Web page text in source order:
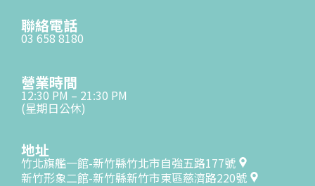
聯絡電話
03 658 8180
營業時間
12:30 PM – 21:30 PM
(星期日公休)
地址
竹北旗艦一館-新竹縣竹北市自強五路177號
新竹形象二館-新竹縣新竹市東區慈濟路220號